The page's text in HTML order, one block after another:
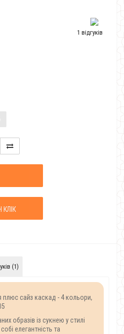
1 відгуків
КЛІК
(1)
плюс сайз каскад - 4 кольори,
образів із сукнею у стилі
елегантність та